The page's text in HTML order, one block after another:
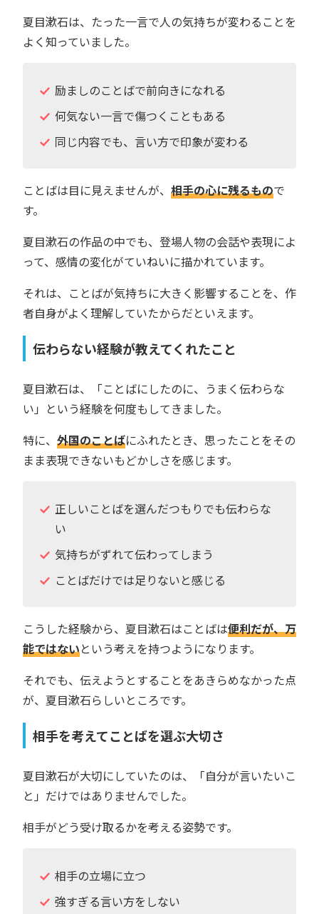
夏目漱石は、たった一言で人の気持ちが変わることを
よく知っていました。
励ましのことばで前向きになれる
何気ない一言で傷つくこともある
同じ内容でも、言い方で印象が変わる
ことばは目に見えませんが、 相手の心に残るもので
す。
夏目漱石の作品の中でも、登場人物の会話や表現によ
って、感情の変化がていねいに描かれています。
それは、ことばが気持ちに大きく影響することを、作
者自身がよく理解していたからだといえます。
伝わらない経験が教えてくれたこと
夏目漱石は、「ことばにしたのに、うまく伝わらな
い」という経験を何度もしてきました。
特に、 外国のことばにふれたとき、思ったことをその
まま表現できないもどかしさを感じます。
正しいことばを選んだつもりでも伝わらな
い
気持ちがずれて伝わってしまう
ことばだけでは足りないと感じる
こうした経験から、夏目漱石はことばは便利だが、万
能ではないという考えを持つようになります。
それでも、伝えようとすることをあきらめなかった点
が、夏目漱石らしいところです。
相手を考えてことばを選ぶ大切さ
夏目漱石が大切にしていたのは、「自分が言いたいこ
と」だけではありませんでした。
相手がどう受け取るかを考える姿勢です。
相手の立場に立つ
強すぎる言い方をしない